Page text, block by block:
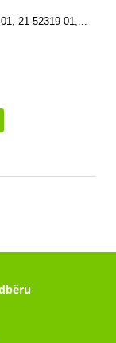
21-52319-01,...